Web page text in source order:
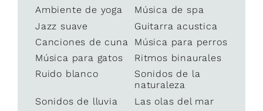
Ambiente de yoga
Música de spa
Jazz suave
Guitarra acustica
Canciones de cuna
Música para perros
Música para gatos
Ritmos binaurales
Ruido blanco
Sonidos de la
naturaleza
Sonidos de lluvia
Las olas del mar